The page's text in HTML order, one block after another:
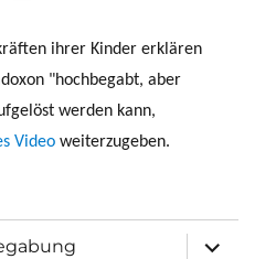
ihrer Kinder erklären
"hochbegabt, aber
werden kann,
Videoweiterzugeben.